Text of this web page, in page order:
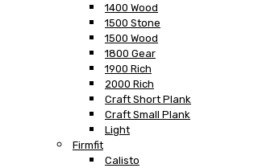
1400 Wood
1500 Stone
1500 Wood
1800 Gear
1900 Rich
2000 Rich
Craft Short Plank
Craft Small Plank
Light
Firmfit
Calisto